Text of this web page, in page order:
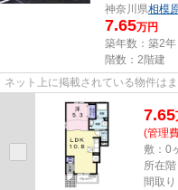
神奈川県相模
7.65万円
築年数：築2年
階数：2階建
ネット上に掲載されている物件は
7.65
(管理
敷：0
所在
間取